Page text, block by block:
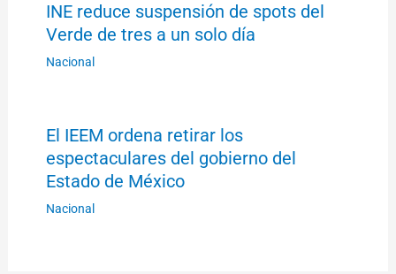
INE reduce suspensión de spots del
Verde de tres a un solo día
Nacional
El IEEM ordena retirar los
espectaculares del gobierno del
Estado de México
Nacional